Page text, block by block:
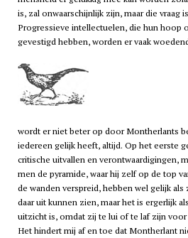
is, zal onwaarschijnlijk zijn, maar die vraag
Progressieve intellectuelen, die hun hoop
gevestigd hebben, worden er vaak
wordt er niet beter op door Montherlants
iedereen gelijk heeft, altijd. Op het eerste
critische uitvallen en verontwaardigingen,
men de pyramide, waar hij zelf op de top
de wanden verspreid, hebben wel gelijk
daar uit kunnen zien, maar het is ergerlijk
uitzicht is, omdat zij te lui of te laf zijn
Het hindert mij af en toe dat Montherlant